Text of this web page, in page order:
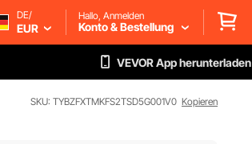
DE/
EUR
Hallo, Anmelden
Konto & Bestellung
VEVOR App herunterladen
SKU: TYBZFXTMKFS2TSD5G001V0 Kopieren